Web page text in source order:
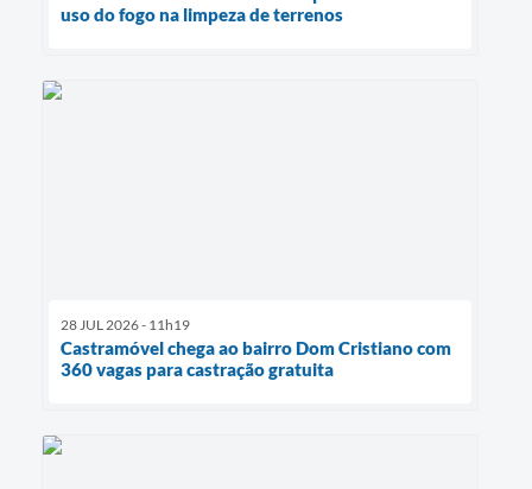
uso do fogo na limpeza de terrenos
28 JUL 2026 - 11h19
Castramóvel chega ao bairro Dom Cristiano com
360 vagas para castração gratuita